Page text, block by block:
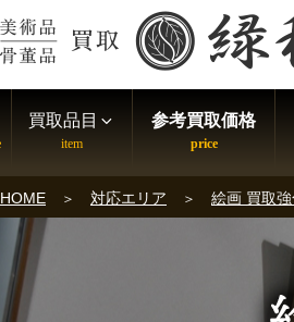
買取品目 参考買取価格
HOME 対応エリア 絵画 買取